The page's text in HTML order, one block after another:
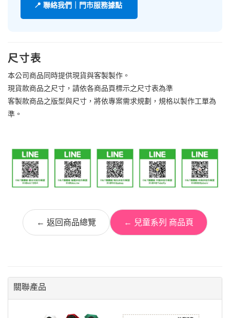
📍 聯絡我們｜門市服務據點
尺寸表
本公司商品同時提供現貨與客製製作。
現貨款商品之尺寸，請依各商品頁標示之尺寸表為準
客製款商品之版型與尺寸，將依專案需求規劃，規格以製作工單為
準。
← 返回商品總覽 ← 兒童系列 商品頁
關聯產品